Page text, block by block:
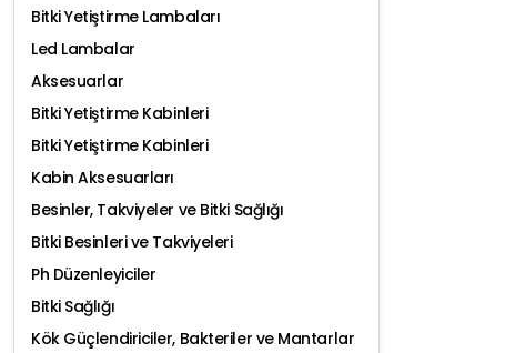
Bitki Yetiştirme Lambaları
Led Lambalar
Aksesuarlar
Bitki Yetiştirme Kabinleri
Bitki Yetiştirme Kabinleri
Kabin Aksesuarları
Besinler, Takviyeler ve Bitki Sağlığı
Bitki Besinleri ve Takviyeleri
Ph Düzenleyiciler
Bitki Sağlığı
Kök Güçlendiriciler, Bakteriler ve Mantarlar